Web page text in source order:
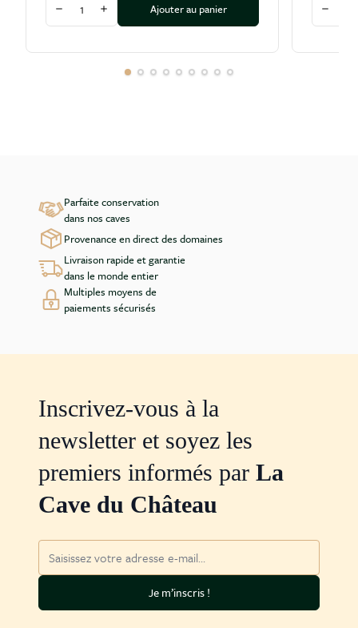
Diminuer la quantité
Augmenter la quantité
Ajouter au panier
Parfaite conservation
dans nos caves
Provenance en direct des domaines
Livraison rapide et garantie
dans le monde entier
Multiples moyens de
paiements sécurisés
Inscrivez-vous à la
newsletter et soyez les
premiers informés par La
Cave du Château
Je m’inscris !